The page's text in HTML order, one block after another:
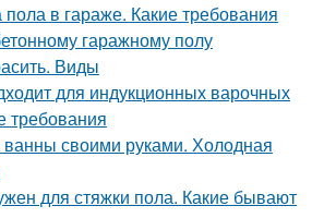
пола в гараже. Какие требования
гаражному полу
Виды
для индукционных варочных
требования
ванны своими руками. Холодная
для стяжки пола. Какие бывают